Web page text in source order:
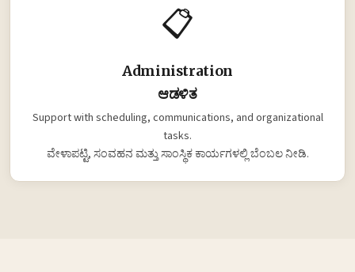
📋
Administration
ಆಡಳಿತ
Support with scheduling, communications, and organizational
tasks.
ವೇಳಾಪಟ್ಟಿ, ಸಂವಹನ ಮತ್ತು ಸಾಂಸ್ಥಿಕ ಕಾರ್ಯಗಳಲ್ಲಿ ಬೆಂಬಲ ನೀಡಿ.